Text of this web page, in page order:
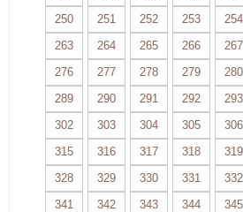
250
251 252 253 254
263
264 265 266 267
276
277 278 279 280
289
290 291 292 293
302
303 304 305 306
315
316 317 318 319
328
329 330 331 332
341
342 343 344 345